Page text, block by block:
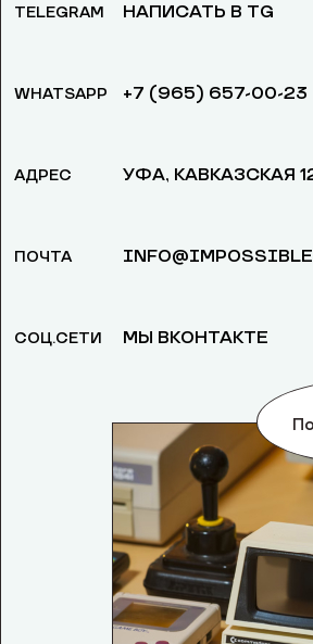
TELEGRAM
WHATSAPP
АДРЕС
ПОЧТА
СОЦ.СЕТИ
НАПИСАТЬ В TG
+7 (965) 657-00-23
УФА, КАВКАЗСКАЯ
МЫ ВКОНТАКТЕ